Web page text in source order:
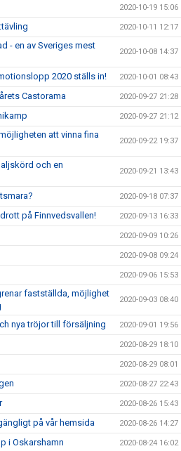
2020-10-19 15:06
2020-10-11 12:17
- en av Sveriges mest
2020-10-08 14:37
2020 ställs in! 2020-10-01 08:43
Castorama 2020-09-27 21:28
2020-09-27 21:12
att vinna fina
2020-09-22 19:37
och en
2020-09-21 13:43
2020-09-18 07:37
på Finnvedsvallen! 2020-09-13 16:33
2020-09-09 10:26
2020-09-08 09:24
2020-09-06 15:53
fastställda, möjlighet
2020-09-03 08:40
nya tröjor till försäljning 2020-09-01 19:56
2020-08-29 18:10
2020-08-29 08:01
2020-08-27 22:43
2020-08-26 15:43
på vår hemsida 2020-08-26 14:27
i Oskarshamn 2020-08-24 16:02